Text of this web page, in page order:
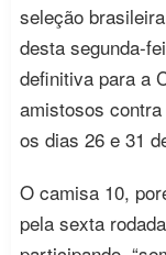
seleção
desta segunda-
definitiva para a
amistosos
os dias 26 e 31
O camisa 10,
pela sexta